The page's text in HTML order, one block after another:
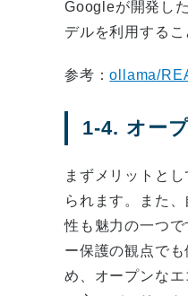
Googleが開発し
デルを利用するこ
参考：ollama/
1-4. オー
まずメリットと
られます。また
性も魅力の一つ
ー保護の観点で
め、オープンなエ